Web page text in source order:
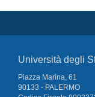
Università degli
Piazza Marina, 61
90133 - PALERMO